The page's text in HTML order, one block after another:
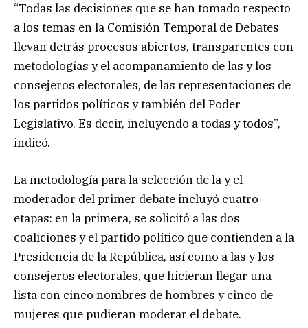
“Todas las decisiones que se han tomado respecto
a los temas en la Comisión Temporal de Debates
llevan detrás procesos abiertos, transparentes con
metodologías y el acompañamiento de las y los
consejeros electorales, de las representaciones de
los partidos políticos y también del Poder
Legislativo. Es decir, incluyendo a todas y todos”,
indicó.
La metodología para la selección de la y el
moderador del primer debate incluyó cuatro
etapas: en la primera, se solicitó a las dos
coaliciones y el partido político que contienden a la
Presidencia de la República, así como a las y los
consejeros electorales, que hicieran llegar una
lista con cinco nombres de hombres y cinco de
mujeres que pudieran moderar el debate.